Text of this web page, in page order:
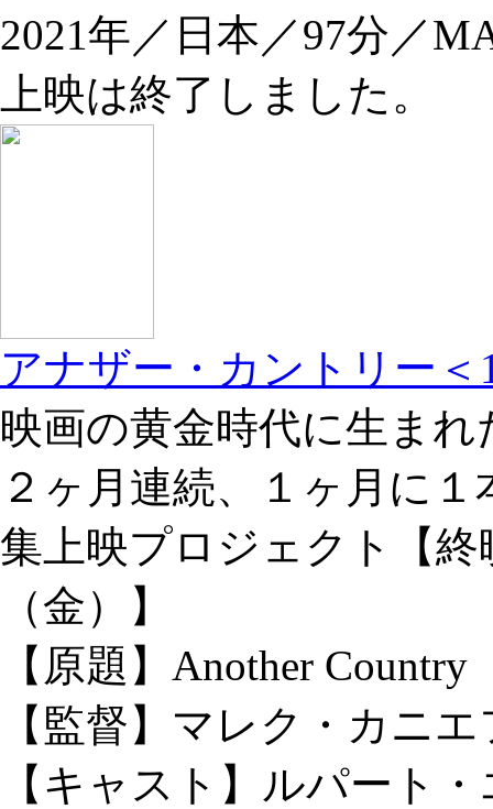
2021年／日本／97分／
上映は終了しました。
アナザー・カントリー
映画の黄金時代に生ま
２ヶ月連続、１ヶ月に
集上映プロジェクト【終
（金）】
【原題】Another Country
【監督】マレク・カニ
【キャスト】ルパート